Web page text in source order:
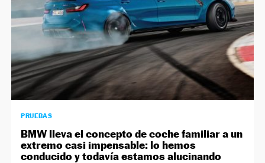
PRUEBAS
BMW lleva el concepto de coche familiar a un
extremo casi impensable: lo hemos
conducido y todavía estamos alucinando